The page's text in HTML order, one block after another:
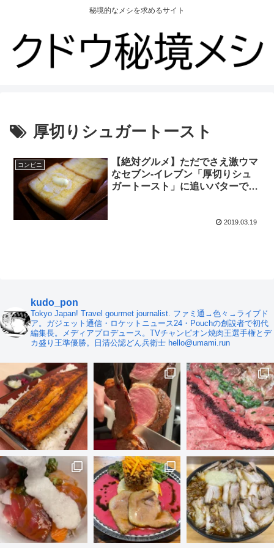
秘境的なメシを求めるサイト
厚切りシュガートースト
コンビニ
【絶対グルメ】ただでさえ激ウマ
なセブン-イレブン「厚切りシュ
ガートースト」に追いバターで神
2019.03.19
kudo_pon
Tokyo Japan! Travel gourmet journalist. ファミ通→色々→ライブド
ア。ガジェット通信・ロケットニュース24・Pouchの創設者で初代
編集長。メディアプロデュース。TVチャンピオン焼肉王選手権とデ
カ盛り王準優勝。日清公認どん兵衛士 hello@umami.run